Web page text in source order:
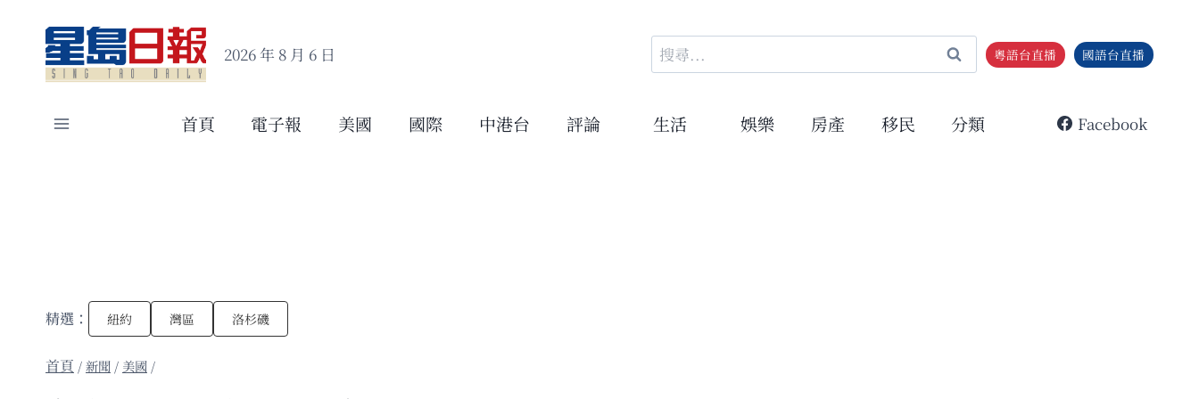
content
2026 年 8 月 6 日
搜
尋
鍵
粵語台直播 國語台直播
首頁 電子報 美國 國際 中港台 評論 生活 娛樂 房產 移民 分類 Facebook
精選： 紐約 灣區 洛杉磯
/新聞 / 美國 /